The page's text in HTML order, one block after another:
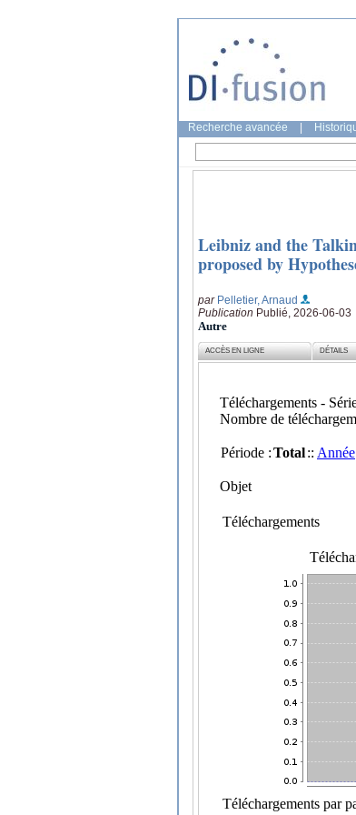
Recherche avancée
Leibniz and the
proposed by
par Pelletier, Arnaud
Publication Publié, 2026-06-03
Autre
ACCÈS EN LIGNE DÉTAILS